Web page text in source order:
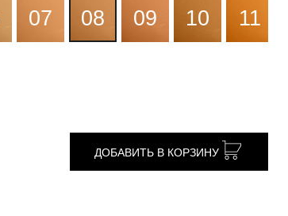
07 08 09 10 11
ДОБАВИТЬ В КОРЗИНУ